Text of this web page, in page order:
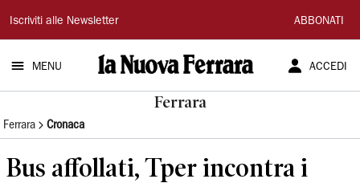
La
Nuova
Ferrara
Iscriviti alle Newsletter ABBONATI
MENU ACCEDI
Ferrara
Ferrara Cronaca
Bus affollati, Tper incontra i